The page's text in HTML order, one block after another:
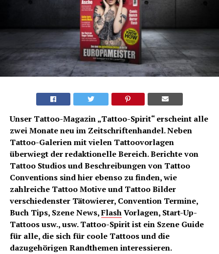
Unser Tattoo-Magazin „Tattoo-Spirit“ erscheint alle
zwei Monate neu im Zeitschriftenhandel. Neben
Tattoo-Galerien mit vielen Tattoovorlagen
überwiegt der redaktionelle Bereich. Berichte von
Tattoo Studios und Beschreibungen von Tattoo
Conventions sind hier ebenso zu finden, wie
zahlreiche Tattoo Motive und Tattoo Bilder
verschiedenster Tätowierer, Convention Termine,
Buch Tips, Szene News,FlashVorlagen, Start-Up-
Tattoos usw., usw. Tattoo-Spirit ist ein Szene Guide
für alle, die sich für coole Tattoos und die
dazugehörigen Randthemen interessieren.